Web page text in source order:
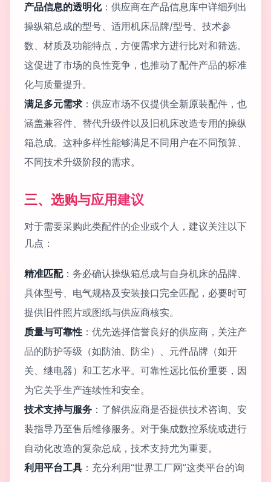
产品信息的透明化：供应商在产品信息库中详细列出
操纵箱总成的型号、适用机床品牌/型号、技术参
数、材质及功能特点，方便需求方进行比对和筛选。
这促进了市场的良性竞争，也推动了配件产品的标准
化与质量提升。
满足多元需求 ：供应市场不仅提供全新原装配件，也
涵盖兼容件、替代升级件以及旧机床改造专用的操纵
箱总成。这种多样性能够满足不同用户在不同预算、
不同技术升级阶段的需求。
三、选购与应用建议
对于需要采购此类配件的企业或个人，建议关注以下
几点：
精准匹配：务必确认操纵箱总成与自身机床的品牌、
具体型号、电气规格及安装接口完全匹配，必要时可
提供旧件照片或图纸与供应商核实。
质量与可靠性 ：优先选择信誉良好的供应商，关注产
品的防护等级（如防油、防尘）、元件品牌（如开
关、继电器）和工艺水平。可靠性远比低价重要，因
为它关乎生产连续性和安全。
技术支持与服务 ：了解供应商是否提供技术咨询、安
装指导乃至售后维修服务。对于集成数控系统或进行
自动化改造的复杂总成，技术支持尤为重要。
利用平台工具 ：充分利用“世界工厂网”这类平台的询